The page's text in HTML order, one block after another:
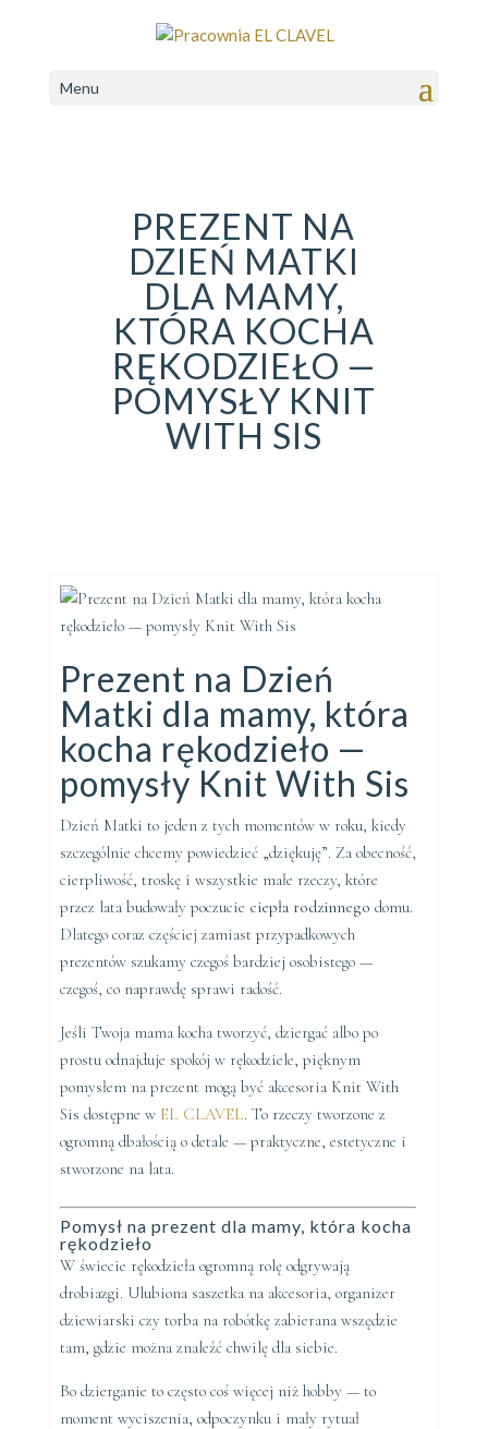
Menu
PREZENT NA
DZIEŃ MATKI
DLA MAMY,
KTÓRA KOCHA
RĘKODZIEŁO —
POMYSŁY KNIT
WITH SIS
Prezent na Dzień
Matki dla mamy, która
kocha rękodzieło —
pomysły Knit With Sis
Dzień Matki to jeden z tych momentów w roku, kiedy
szczególnie chcemy powiedzieć „dziękuję”. Za obecność,
cierpliwość, troskę i wszystkie małe rzeczy, które
przez lata budowały poczucie ciepła rodzinnego domu.
Dlatego coraz częściej zamiast przypadkowych
prezentów szukamy czegoś bardziej osobistego —
czegoś, co naprawdę sprawi radość.
Jeśli Twoja mama kocha tworzyć, dziergać albo po
prostu odnajduje spokój w rękodziele, pięknym
pomysłem na prezent mogą być akcesoria Knit With
Sis dostępne w EL CLAVEL. To rzeczy tworzone z
ogromną dbałością o detale — praktyczne, estetyczne i
stworzone na lata.
Pomysł na prezent dla mamy, która kocha
rękodzieło
W świecie rękodzieła ogromną rolę odgrywają
drobiazgi. Ulubiona saszetka na akcesoria, organizer
dziewiarski czy torba na robótkę zabierana wszędzie
tam, gdzie można znaleźć chwilę dla siebie.
Bo dzierganie to często coś więcej niż hobby — to
moment wyciszenia, odpoczynku i mały rytuał